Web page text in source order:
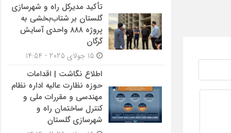
تأکید مدیرکل راه و شهرسازی
گلستان بر شتاب‌بخشی به
پروژه ۸۸۸ واحدی آسایش
گرگان
اطلاع نگاشت | اقدامات
حوزه نظارت عالیه اداره نظام
مهندسی و مقررات ملی و
کنترل ساختمان راه و
شهرسازی گلستان